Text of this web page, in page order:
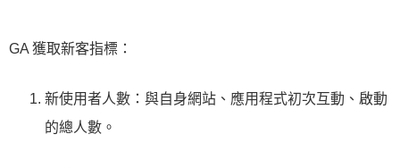
GA 獲取新客指標：
新使用者人數：與自身網站、應用程式初次互動、啟動
的總人數。